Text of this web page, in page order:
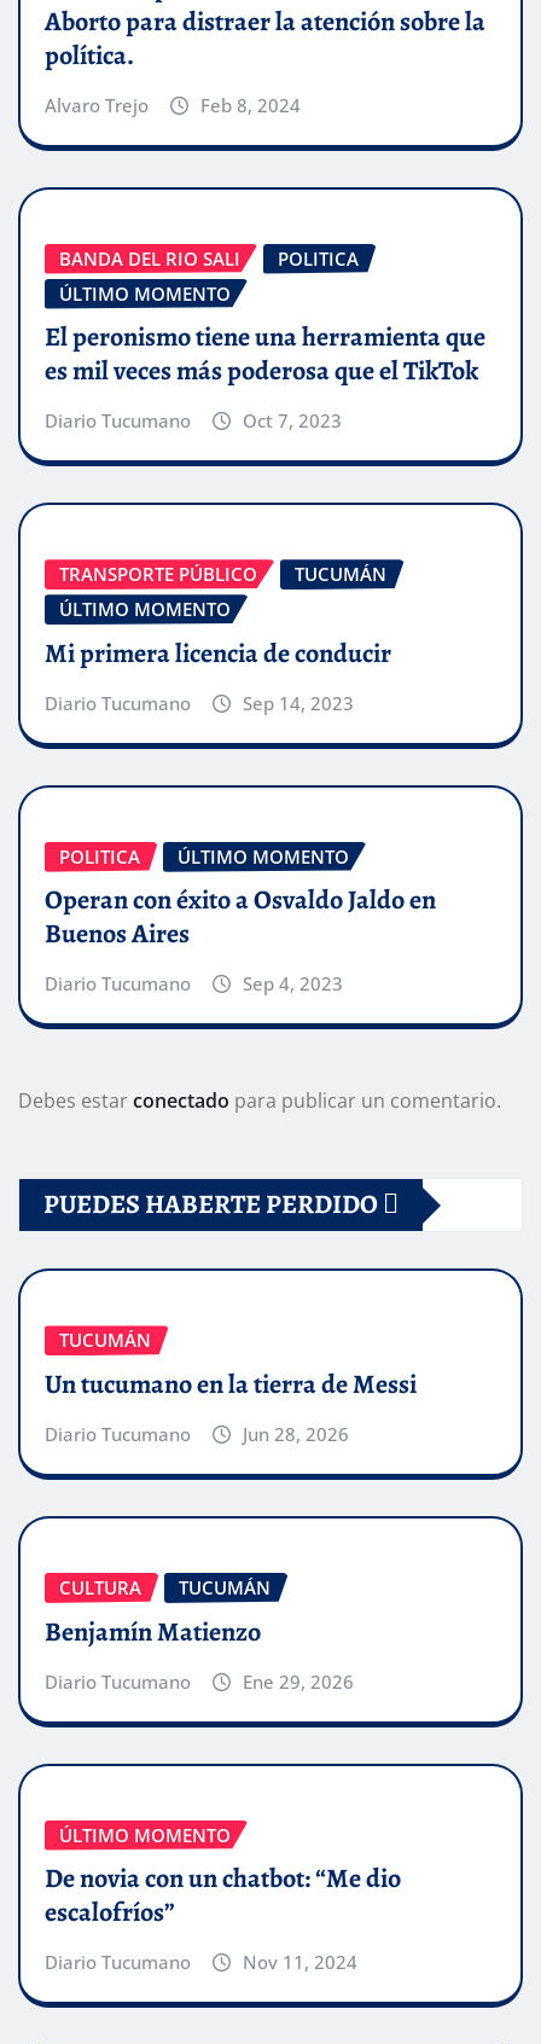
Aborto para distraer la atención sobre la
política.
Alvaro Trejo Feb 8, 2024
BANDA DEL RIO SALI
POLITICA
ÚLTIMO MOMENTO
El peronismo tiene una herramienta que
es mil veces más poderosa que el TikTok
Diario Tucumano Oct 7, 2023
TRANSPORTE PÚBLICO
TUCUMÁN
ÚLTIMO MOMENTO
Mi primera licencia de conducir
Diario Tucumano Sep 14, 2023
POLITICA ÚLTIMO MOMENTO
Operan con éxito a Osvaldo Jaldo en
Buenos Aires
Diario Tucumano Sep 4, 2023
Debes estarconectado para publicar un comentario.
PUEDES HABERTE PERDIDO
TUCUMÁN
Un tucumano en la tierra de Messi
Diario Tucumano Jun 28, 2026
CULTURA TUCUMÁN
Benjamín Matienzo
Diario Tucumano Ene 29, 2026
ÚLTIMO MOMENTO
De novia con un chatbot: “Me dio
escalofríos”
Diario Tucumano Nov 11, 2024